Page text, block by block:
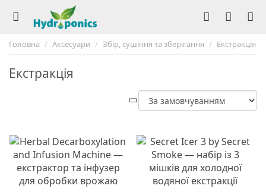
Головна Аксесуари Збір, сушіння та зберігання Екстракція
Екстракція